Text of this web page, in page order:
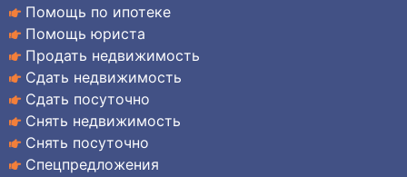
Помощь по ипотеке
Помощь юриста
Продать недвижимость
Сдать недвижимость
Сдать посуточно
Снять недвижимость
Снять посуточно
Спецпредложения